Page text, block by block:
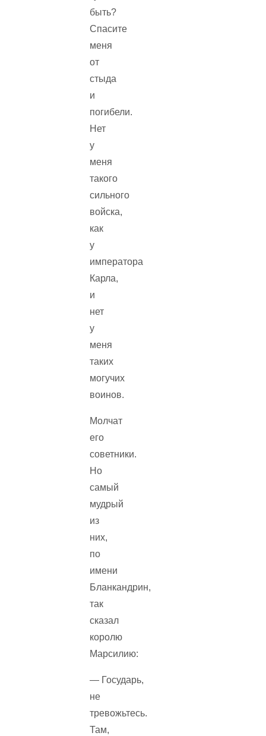
быть?
Спасите
меня
от
стыда
и
погибели.
Нет
у
меня
такого
сильного
войска,
как
у
императора
Карла,
и
нет
у
меня
таких
могучих
воинов.
Молчат
его
советники.
Но
самый
мудрый
из
них,
по
имени
Бланкандрин,
так
сказал
королю
Марсилию:
— Государь,
не
тревожьтесь.
Там,